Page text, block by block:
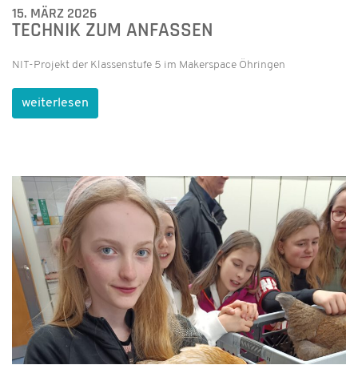
15. MÄRZ 2026
TECHNIK ZUM ANFASSEN
NIT-Projekt der Klassenstufe 5 im Makerspace Öhringen
weiterlesen